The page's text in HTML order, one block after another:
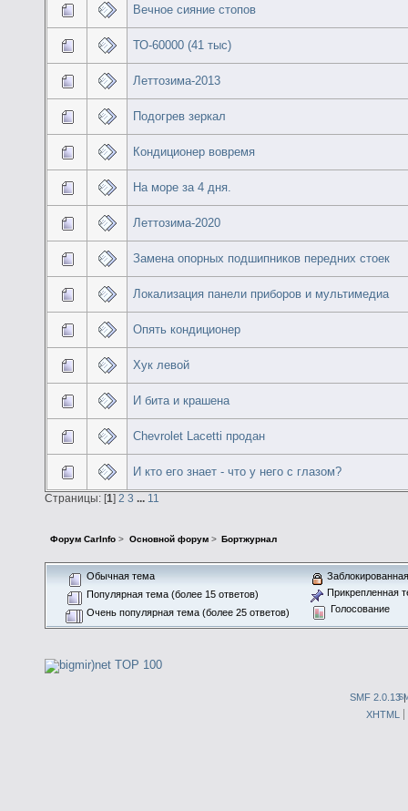
Вечное сияние стопов
ТО-60000 (41 тыс)
Леттозима-2013
Подогрев зеркал
Кондиционер вовремя
На море за 4 дня.
Леттозима-2020
Замена опорных подшипников передних стоек
Локализация панели приборов и мультимедиа
Опять кондиционер
Хук левой
И бита и крашена
Chevrolet Lacetti продан
И кто его знает - что у него с глазом?
Страницы: [1] 2 3 ... 11
Форум CarInfo > Основной форум> Бортжурнал
Обычная тема
Популярная тема (более 15 ответов)
Очень популярная тема (более 25 ответов)
Прикрепленная
Голосование
SMF 2.0.13|
XHTML